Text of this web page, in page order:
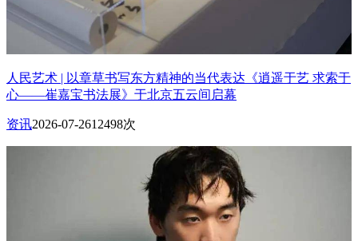
人民艺术 | 以章草书写东方精神的当代表达《逍遥于艺 求索于
心——崔嘉宝书法展》于北京五云间启幕
资讯2026-07-2612498次